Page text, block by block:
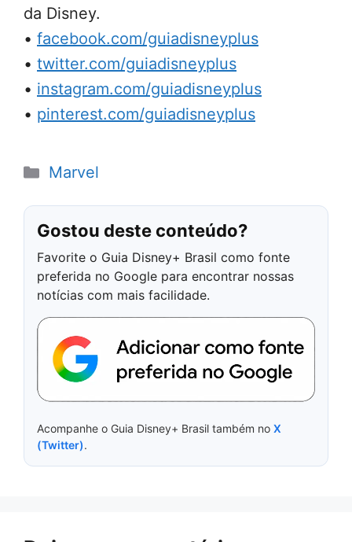
da Disney.
• facebook.com/guiadisneyplus
• twitter.com/guiadisneyplus
• instagram.com/guiadisneyplus
• pinterest.com/guiadisneyplus
Categorias
Marvel
Gostou deste conteúdo?
Favorite o Guia Disney+ Brasil como fonte
preferida no Google para encontrar nossas
notícias com mais facilidade.
Acompanhe o Guia Disney+ Brasil também no X
(Twitter).